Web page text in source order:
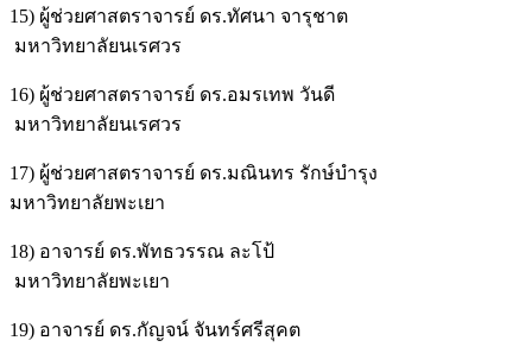
15) ผู้ช่วยศาสตราจารย์ ดร.ทัศนา จารุชาต
มหาวิทยาลัยนเรศวร
16) ผู้ช่วยศาสตราจารย์ ดร.อมรเทพ วันดี
มหาวิทยาลัยนเรศวร
17) ผู้ช่วยศาสตราจารย์ ดร.มณินทร รักษ์บำรุง
มหาวิทยาลัยพะเยา
18) อาจารย์ ดร.พัทธวรรณ ละโป้
มหาวิทยาลัยพะเยา
19) อาจารย์ ดร.กัญจน์ จันทร์ศรีสุคต